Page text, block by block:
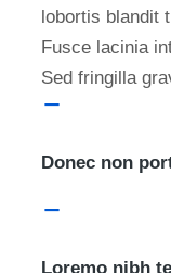
lobortis blandit
Fusce lacinia
Sed fringilla
Donec non
Loremo nibh